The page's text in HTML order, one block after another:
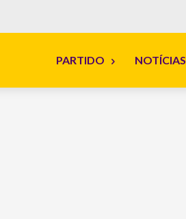
PARTIDO NOTÍCIAS